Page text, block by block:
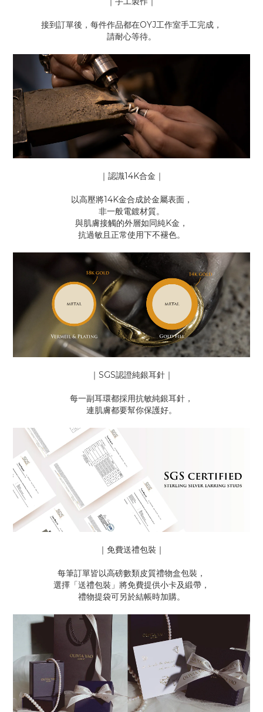
接到訂單後，每件作品都在OYJ工作室手工完成，
請耐心等待。
｜認識14K合金｜
以高壓將14K金合成於金屬表面，
非一般電鍍材質。
與肌膚接觸的外層如同純K金，
抗過敏且正常使用下不褪色。
｜SGS認證純銀耳針｜
每一副耳環都採用抗敏純銀耳針，
連肌膚都要幫你保護好。
｜免費送禮包裝｜
每筆訂單皆以高磅數類皮質禮物盒包裝，
選擇「送禮包裝」將免費提供小卡及緞帶，
禮物提袋可另於結帳時加購。